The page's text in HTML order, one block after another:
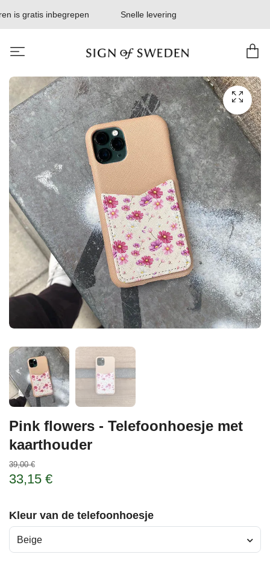
is gratis inbegrepen Snelle levering
Pink flowers - Telefoonhoesje met
kaarthouder
39,00 €
33,15 €
Kleur van de telefoonhoesje
Beige